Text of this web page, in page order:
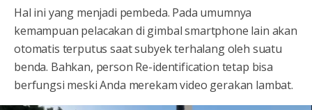
Hal ini yang menjadi pembeda. Pada umumnya
kemampuan pelacakan di gimbal smartphone lain akan
otomatis terputus saat subyek terhalang oleh suatu
benda. Bahkan, person Re-identification tetap bisa
berfungsi meski Anda merekam video gerakan lambat.